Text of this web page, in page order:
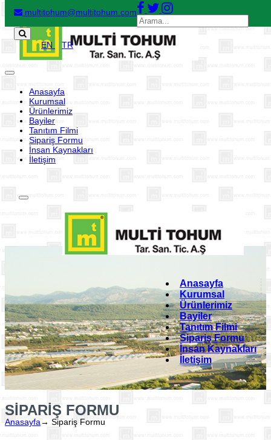
Toggle
Anasayfa
Kurumsal
Ürünlerimiz
Bayiler
Tanıtım Filmi
Sipariş Formu
İnsan Kaynakları
İletişim
multitohum@multitohum.com
EN TR
Toggle
Anasayfa
Kurumsal
Ürünlerimiz
Bayiler
Tanıtım Filmi
Sipariş Formu
İnsan Kaynakları
İletişim
SIPARIŞ FORMU
Anasayfa→ Sipariş Formu